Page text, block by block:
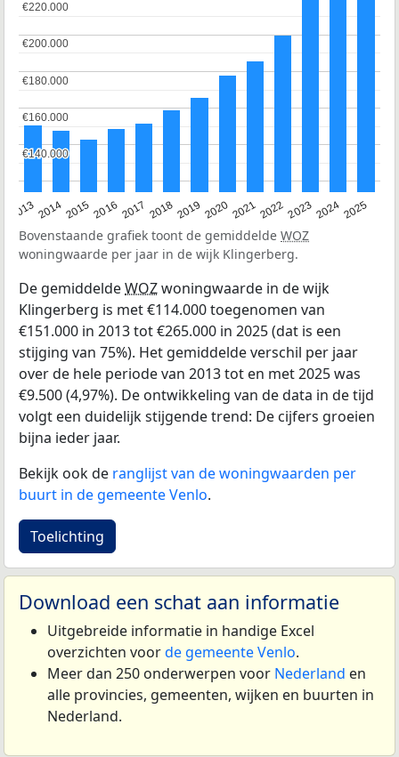
20132014201520162017 20182019 202020212022202320242025
€140.000
€140.000
€160.000
€160.000
€180.000
€180.000
€200.000
€200.000
€220.000
€220.000
Bovenstaande grafiek toont de gemiddelde WOZ
woningwaarde per jaar in de wijk Klingerberg.
De gemiddeldeWOZwoningwaarde in de wijk
Klingerberg is met €114.000 toegenomen van
€151.000 in 2013 tot €265.000 in 2025 (dat is een
stijging van 75%). Het gemiddelde verschil per jaar
over de hele periode van 2013 tot en met 2025 was
€9.500 (4,97%). De ontwikkeling van de data in de tijd
volgt een duidelijk stijgende trend: De cijfers groeien
bijna ieder jaar.
Bekijk ook de ranglijst van de woningwaarden per
buurt in de gemeente Venlo.
Toelichting
Download een schat aan informatie
Uitgebreide informatie in handige Excel
overzichten voorde gemeente Venlo.
Meer dan 250 onderwerpen voor Nederland en
alle provincies, gemeenten, wijken en buurten in
Nederland.